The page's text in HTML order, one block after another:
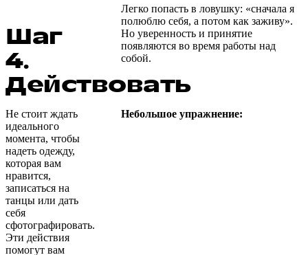
Шаг
4.
Действовать
Легко попасть в ловушку: «сначала я
полюблю себя, а потом как заживу».
Но уверенность и принятие
появляются во время работы над
собой.
Не стоит ждать
идеального
момента, чтобы
надеть одежду,
которая вам
нравится,
записаться на
танцы или дать
себя
сфотографировать.
Эти действия
помогут вам
Небольшое упражнение: